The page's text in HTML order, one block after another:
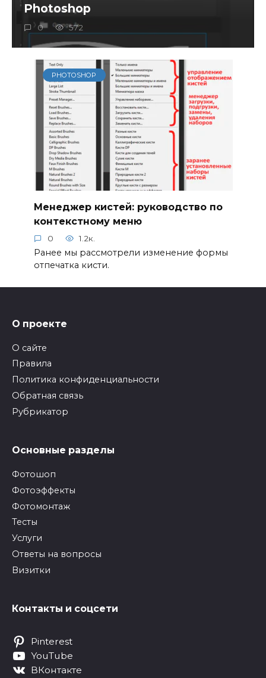
Photoshop
0 572
PHOTOSHOP
Менеджер кистей: руководство по
контекстному меню
0 1.2к.
Ранее мы рассмотрели изменение формы
отпечатка кисти.
О проекте
О сайте
Правила
Политика конфиденциальности
Обратная связь
Рубрикатор
Основные разделы
Фотошоп
Фотоэффекты
Фотомонтаж
Тесты
Услуги
Ответы на вопросы
Визитки
Контакты и соцсети
Pinterest
YouTube
ВКонтакте